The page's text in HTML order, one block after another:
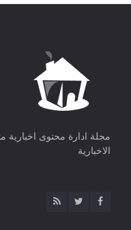
مجلة ادارة محتوى اخبارية
الاخبارية